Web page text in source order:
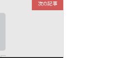
次の記事